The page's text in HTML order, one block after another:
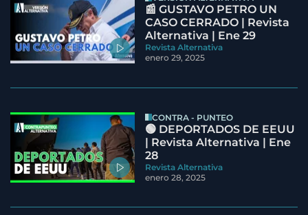
📰 GUSTAVO PETRO UN
CASO CERRADO | Revista
Alternativa | Ene 29
Revista Alternativa
enero 29, 2025
CONTRA - PUNTEO
🟢 DEPORTADOS DE EEUU
| Revista Alternativa | Ene
28
Revista Alternativa
enero 28, 2025